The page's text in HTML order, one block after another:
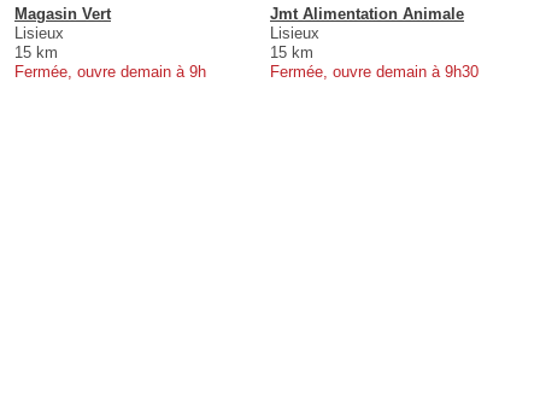
Magasin Vert
Lisieux
15 km
Fermée, ouvre demain à 9h
Jmt Alimentation Animale
Lisieux
15 km
Fermée, ouvre demain à 9h30